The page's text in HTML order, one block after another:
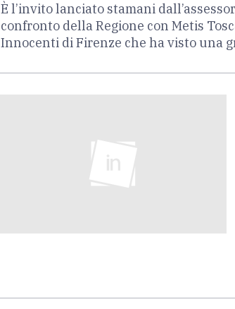
È l’invito lanciato stamani
confronto della Regione con Metis
Innocenti di Firenze che ha visto una